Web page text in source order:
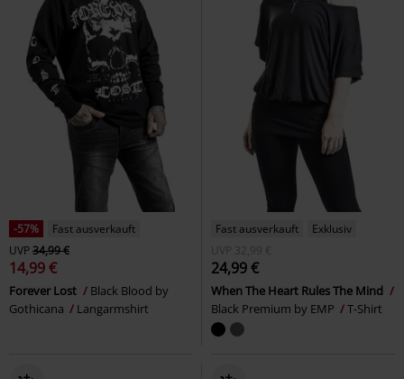
-57%
Fast ausverkauft
UVP34,99 €
14,99 €
Forever Lost
Black Blood by
Gothicana
Langarmshirt
Fast ausverkauft
Exklusiv
UVP
32,99 €
24,99 €
When The Heart Rules The Mind
Black Premium by EMP
T-Shirt